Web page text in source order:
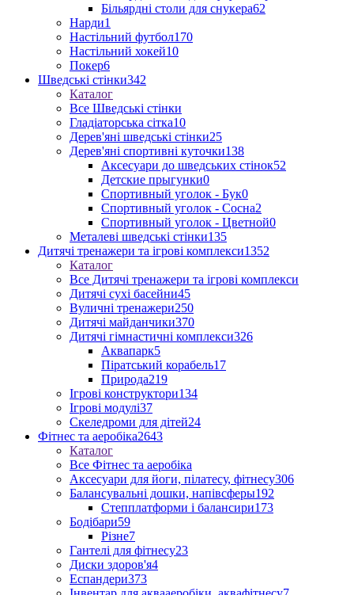
Більярдні столи для снукера62
Нарди1
Настільний футбол170
Настільний хокей10
Покер6
Шведські стінки342
Каталог
Все Шведські стінки
Гладіаторська сітка10
Дерев'яні шведські стінки25
Дерев'яні спортивні куточки138
Аксесуари до шведських стінок52
Детские прыгунки0
Спортивный уголок - Бук0
Спортивный уголок - Сосна2
Спортивный уголок - Цветной0
Металеві шведські стінки135
Дитячі тренажери та ігрові комплекси1352
Каталог
Все Дитячі тренажери та ігрові комплекси
Дитячі сухі басейни45
Вуличні тренажери250
Дитячі майданчики370
Дитячі гімнастичні комплекси326
Аквапарк5
Піратський корабель17
Природа219
Ігрові конструктори134
Ігрові модулі37
Скеледроми для дітей24
Фітнес та аеробіка2643
Каталог
Все Фітнес та аеробіка
Аксесуари для йоги, пілатесу, фітнесу306
Балансувальні дошки, напівсферы192
Степплатформи і балансири173
Бодібари59
Різне7
Гантелі для фітнесу23
Диски здоров'я4
Еспандери373